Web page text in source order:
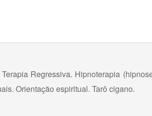
Regressiva. Hipnoterapia
Orientação espiritual. Tarô cigano.